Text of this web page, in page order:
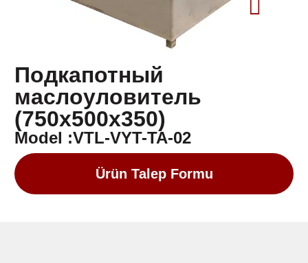
Подкапотный
маслоуловитель
(750x500x350)
Model :VTL-VYT-TA-02
Ürün Talep Formu